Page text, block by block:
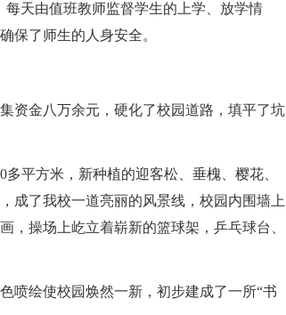
天由值班教师监督学生的上学、放学情
保了师生的人身安全。
资金八万余元，硬化了校园道路，填平了坑
平方米，新种植的迎客松、垂槐、樱花、
成了我校一道亮丽的风景线，校园内围墙上
，操场上屹立着崭新的篮球架，乒乓球台、
喷绘使校园焕然一新，初步建成了一所“书